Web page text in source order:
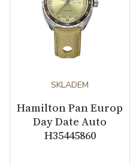
SKLADEM
Hamilton Pan Europ
Day Date Auto
H35445860